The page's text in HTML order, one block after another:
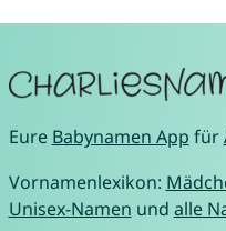
Eure Babynamen App für
Vornamenlexikon:
Unisex-Namen und alle